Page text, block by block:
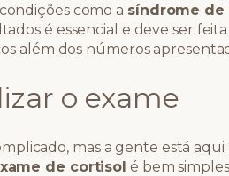
como a síndrome de
é essencial e deve ser
além dos números
o exame
mas a gente está
de cortisol é bem